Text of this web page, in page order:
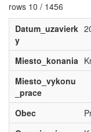
rows 10 / 1456
Datum_uzavierk
y
Miesto_konania
Miesto_vykonu
_prace
Obec